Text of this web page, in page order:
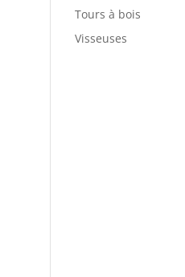
Tours à bois
Visseuses